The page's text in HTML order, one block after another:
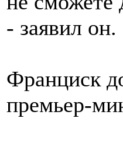
- заявил он.
Франциск
премьер-